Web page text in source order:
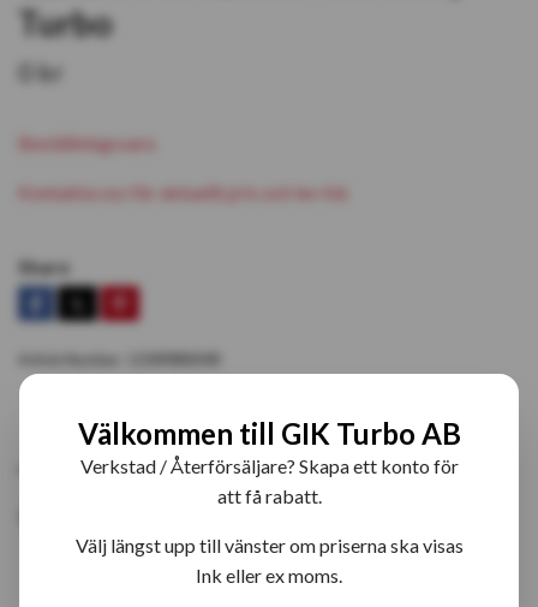
Turbo
0 kr
Beställningsvara
Kontakta oss för aktuellt pris och lev tid.
Share
PRODUKTBESKRIVNING RECENSIONER
Välkommen till GIK Turbo AB
Verkstad / Återförsäljare? Skapa ett konto för
att få rabatt.
Välj längst upp till vänster om priserna ska visas
Ink eller ex moms.